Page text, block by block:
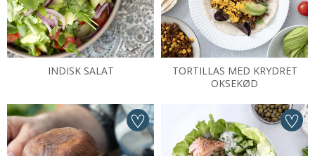
INDISK SALAT
TORTILLAS MED KRYDRET
OKSEKØD